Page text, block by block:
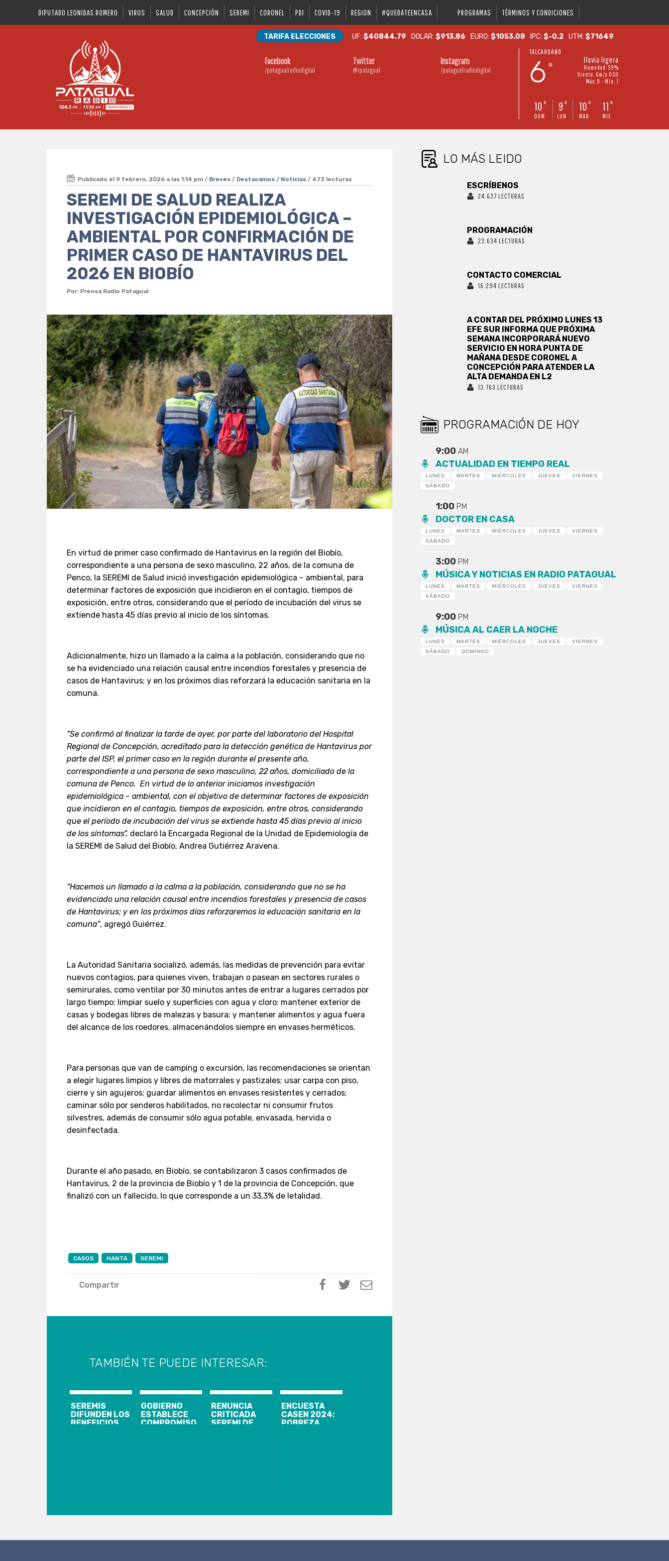
DIPUTADO LEONIDAS ROMERO VIRUS SALUD CONCEPCIÓN SEREMI CORONEL PDI COVID-19 REGION #QUEDATEENCASA PROGRAMAS TÉRMINOS Y CONDICIONES
TARIFA ELECCIONES UF:$40844.79 DOLAR:$913.86 EURO:$1053.08 IPC:$-0.2 UTM:$71649
Facebook
/patagualradiodigital
Twitter
@rpatagual
Instagram
/patagualradiodigital
TALCAHUANO
6 °
lluvia ligera
Humedad: 99%
Viento: 6m/s OSO
Máx: 9 • Mín: 7
10 °
DOM
9 °
LUN
10 °
MAR
11 °
MIE
Publicado el 9 febrero, 2026 a las 1:14 pm / Breves / Destacamos / Noticias / 473 lecturas
SEREMI DE SALUD REALIZA
INVESTIGACIÓN EPIDEMIOLÓGICA –
AMBIENTAL POR CONFIRMACIÓN DE
PRIMER CASO DE HANTAVIRUS DEL
2026 EN BIOBÍO
Por: Prensa Radio Patagual
En virtud de primer caso confirmado de Hantavirus en la región del Biobío,
correspondiente a una persona de sexo masculino, 22 años, de la comuna de
Penco, la SEREMI de Salud inició investigación epidemiológica – ambiental, para
determinar factores de exposición que incidieron en el contagio, tiempos de
exposición, entre otros, considerando que el período de incubación del virus se
extiende hasta 45 días previo al inicio de los síntomas.
Adicionalmente, hizo un llamado a la calma a la población, considerando que no
se ha evidenciado una relación causal entre incendios forestales y presencia de
casos de Hantavirus; y en los próximos días reforzará la educación sanitaria en la
comuna.
“Se confirmó al finalizar la tarde de ayer, por parte del laboratorio del Hospital
Regional de Concepción, acreditado para la detección genética de Hantavirus por
parte del ISP, el primer caso en la región durante el presente año,
correspondiente a una persona de sexo masculino, 22 años, domiciliado de la
comuna de Penco. En virtud de lo anterior iniciamos investigación
epidemiológica – ambiental, con el objetivo de determinar factores de exposición
que incidieron en el contagio, tiempos de exposición, entre otros, considerando
que el período de incubación del virus se extiende hasta 45 días previo al inicio
de los síntomas”, declaró la Encargada Regional de la Unidad de Epidemiología de
la SEREMI de Salud del Biobío, Andrea Gutiérrez Aravena.
“Hacemos un llamado a la calma a la población, considerando que no se ha
evidenciado una relación causal entre incendios forestales y presencia de casos
de Hantavirus; y en los próximos días reforzaremos la educación sanitaria en la
comuna”, agregó Guiérrez.
La Autoridad Sanitaria socializó, además, las medidas de prevención para evitar
nuevos contagios, para quienes viven, trabajan o pasean en sectores rurales o
semirurales, como ventilar por 30 minutos antes de entrar a lugares cerrados por
largo tiempo; limpiar suelo y superficies con agua y cloro; mantener exterior de
casas y bodegas libres de malezas y basura; y mantener alimentos y agua fuera
del alcance de los roedores, almacenándolos siempre en envases herméticos.
Para personas que van de camping o excursión, las recomendaciones se orientan
a elegir lugares limpios y libres de matorrales y pastizales; usar carpa con piso,
cierre y sin agujeros; guardar alimentos en envases resistentes y cerrados;
caminar sólo por senderos habilitados, no recolectar ni consumir frutos
silvestres, además de consumir sólo agua potable, envasada, hervida o
desinfectada.
Durante el año pasado, en Biobío, se contabilizaron 3 casos confirmados de
Hantavirus, 2 de la provincia de Biobío y 1 de la provincia de Concepción, que
finalizó con un fallecido, lo que corresponde a un 33,3% de letalidad.
CASOS HANTA SEREMI
Compartir
TAMBIÉN TE PUEDE INTERESAR:
SEREMIS
DIFUNDEN LOS
BENEFICIOS
GOBIERNO
ESTABLECE
COMPROMISO
RENUNCIA
CRITICADA
SEREMI DE
ENCUESTA
CASEN 2024:
POBREZA
LO MÁS LEIDO
ESCRÍBENOS
24.637 LECTURAS
PROGRAMACIÓN
23.634 LECTURAS
CONTACTO COMERCIAL
16.294 LECTURAS
A CONTAR DEL PRÓXIMO LUNES 13
EFE SUR INFORMA QUE PRÓXIMA
SEMANA INCORPORARÁ NUEVO
SERVICIO EN HORA PUNTA DE
MAÑANA DESDE CORONEL A
CONCEPCIÓN PARA ATENDER LA
ALTA DEMANDA EN L2
13.763 LECTURAS
PROGRAMACIÓN DE HOY
9:00AM
ACTUALIDAD EN TIEMPO REAL
LUNES MARTES MIÉRCOLES JUEVES
VIERNES
SÁBADO
1:00 PM
DOCTOR EN CASA
LUNES MARTES MIÉRCOLES JUEVES
VIERNES
SÁBADO
3:00 PM
MÚSICA Y NOTICIAS EN RADIO PATAGUAL
LUNES MARTES MIÉRCOLES JUEVES
VIERNES
SÁBADO
9:00 PM
MÚSICA AL CAER LA NOCHE
LUNES MARTES MIÉRCOLES JUEVES
VIERNES
SÁBADO
DOMINGO